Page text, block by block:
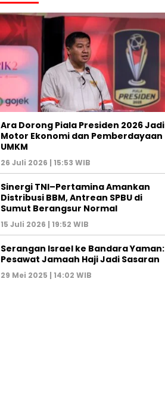
Ara Dorong Piala Presiden 2026 Jadi
Motor Ekonomi dan Pemberdayaan
UMKM
26 Juli 2026 | 15:53 WIB
Sinergi TNI–Pertamina Amankan
Distribusi BBM, Antrean SPBU di
Sumut Berangsur Normal
15 Juli 2026 | 19:52 WIB
Serangan Israel ke Bandara Yaman:
Pesawat Jamaah Haji Jadi Sasaran
29 Mei 2025 | 14:02 WIB